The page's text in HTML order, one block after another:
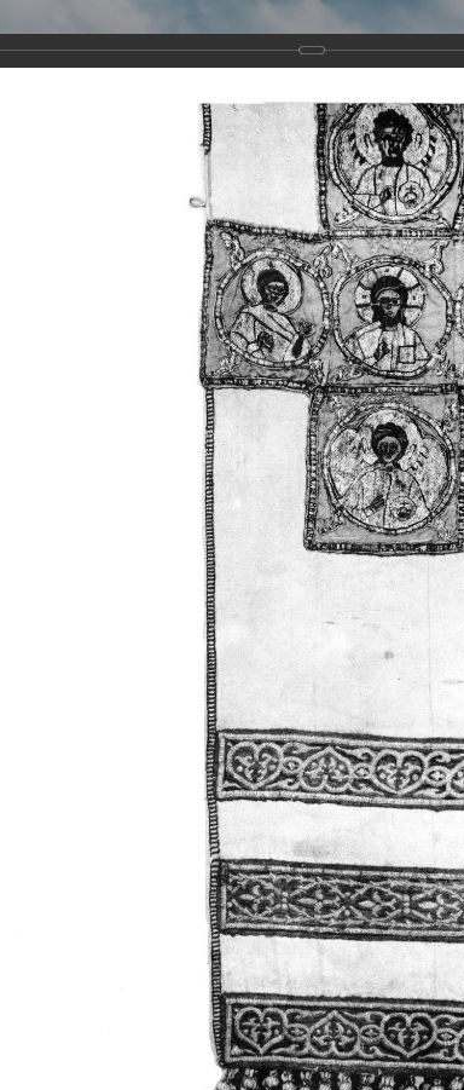
Сайт создан
Наследники Галерея
Храмы-мученики Архангельска
Свято-Троицкий
Свято-Троицкий собор Архангельска
Сегодня мы можем говорить, что Архангельск в
пострадал от целенаправленных
выдающихся памятников архитектуры. Больше
вызванная борьбой с религией, набравшая
разрушение православного центра
собора Архангельска.
Возникнув в начале XVIII века в центре
двухэтажный Троицкий собор, сразу
XVIII веке по масштабам ему не было равных
оставался самым высоким и значительным из
второе место, после гостиных дворов, в
Один из самых больших и светлых соборов
портового города с отраженными в ней
архангелогородской школы церковного зодчества.
Масштабность, благолепие и богатство собора,